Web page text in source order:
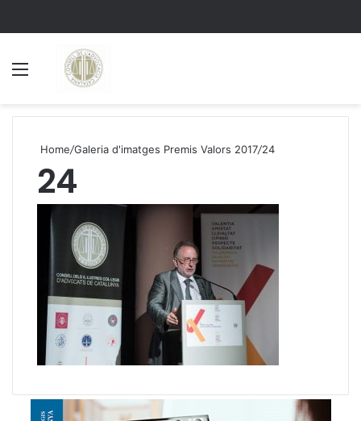
Home/Galeria d'imatges Premis Valors 2017/24
24